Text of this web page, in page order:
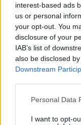
interest-based ads
us or personal
your opt-out. You
disclosure of your
IAB’s list of
also be disclosed
Downstream
Please note that
not limited to your
Personal Data
I want to opt-
κουζίνα – Πώς να